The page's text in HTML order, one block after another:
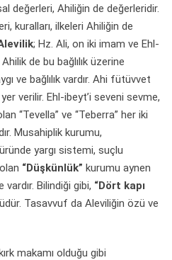
değerleri, Ahiliğin de değerleridir.
kuralları, ilkeleri Ahiliğin de
; Hz. Ali, on iki imam ve Ehl-
de bu bağlılık üzerine
ve bağlılık vardır. Ahi fütüvvet
verilir. Ehl-ibeyt’i seveni sevme,
“Tevella” ve “Teberra” her iki
Musahiplik kurumu,
yargı sistemi, suçlu
“Düşkünlük” kurumu aynen
Bilindiği gibi, “Dört kapı
Tasavvuf da Aleviliğin özü ve
makamı olduğu gibi